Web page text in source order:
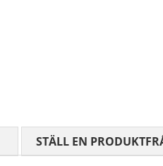
MEDELBETYG 0 AV 5 ANTAL
STÄLL EN